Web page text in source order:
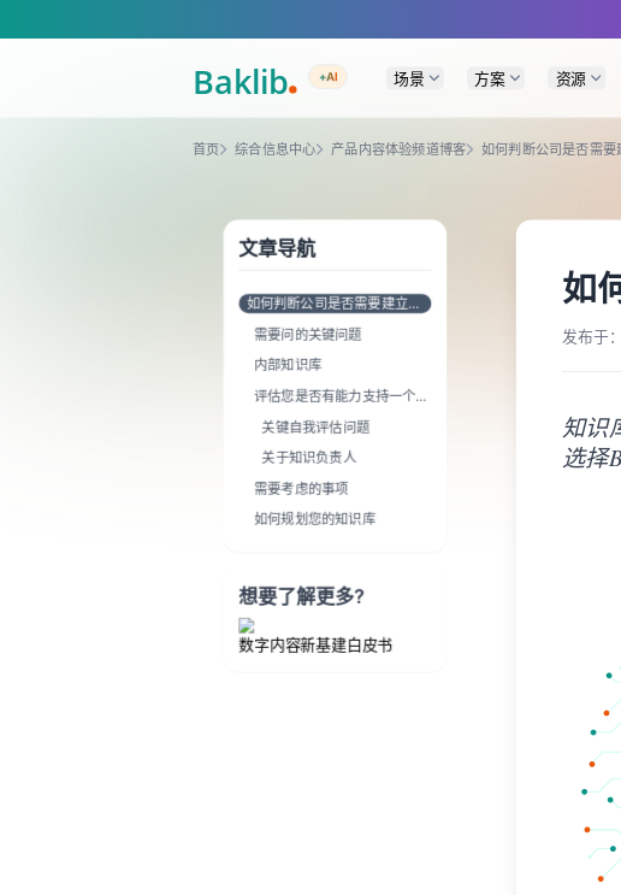
A Markdown version of this page is available at https://www.baklib.com/hub/px/
+AI 场景 方案 资源
首页 综合信息中心 产品内容体验频道博客 如何判断公司是否需要
文章导航
如何判断公司是否需要建立知
需要问的关键问题
内部知识库
评估您是否有能力支持一个知
关键自我评估问题
关于知识负责人
需要考虑的事项
如何规划您的知识库
想要了解更多?
数字内容新基建白皮书
如
发布于
知识
选择